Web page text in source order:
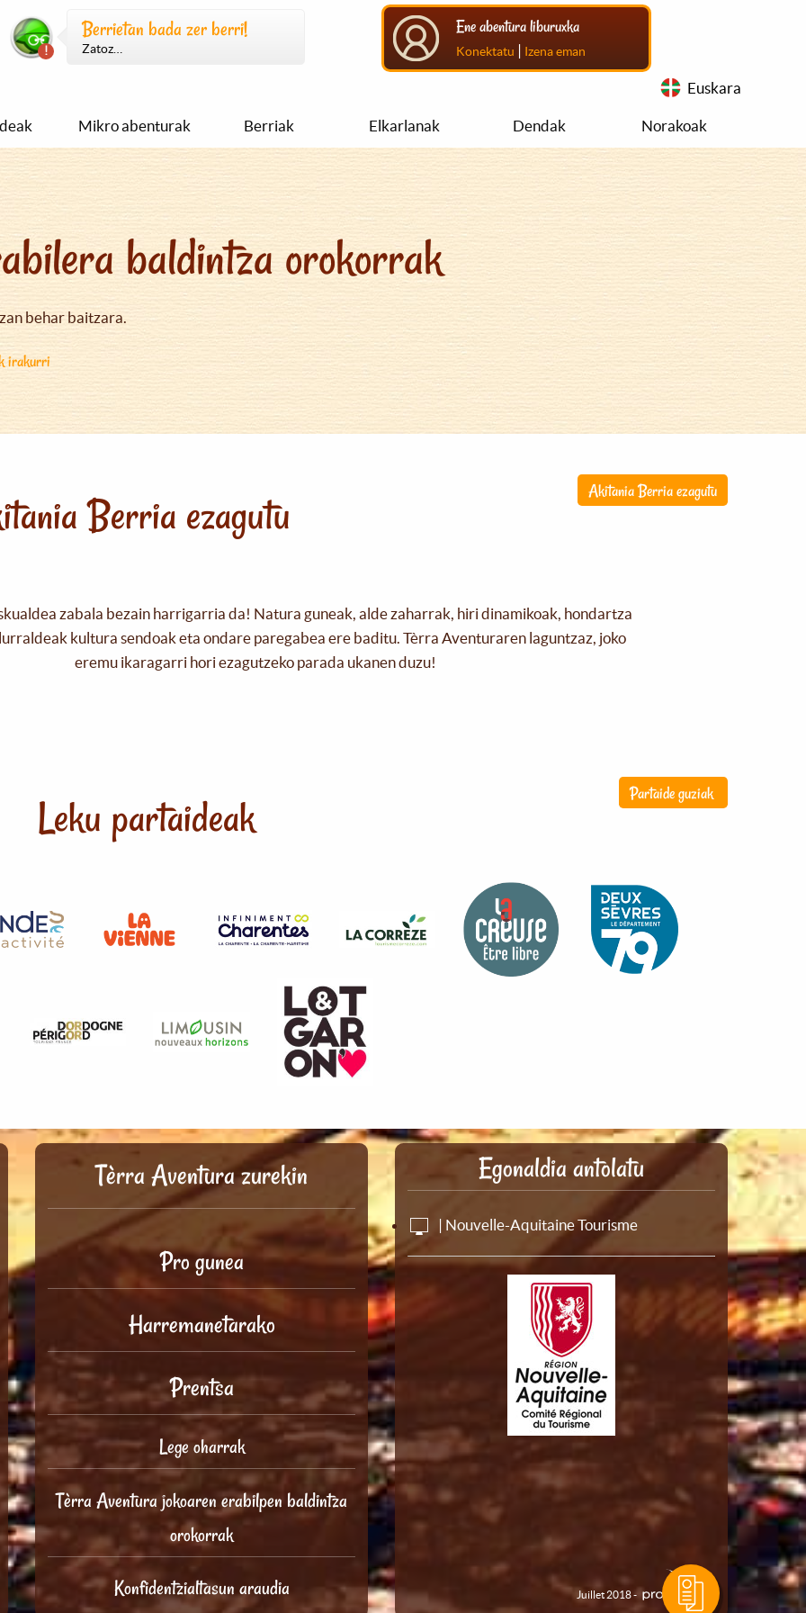
Berrietan bada zer berri!
Zatoz…
Ene abentura liburuxka
Konektatu | Izena eman
Euskara
Mikro abenturak Berriak Elkarlanak Dendak Norakoak
baldintza orokorrak
behar baitzara.
irakurri
Akitania Berria ezagutu
Berria ezagutu
zabala bezain harrigarria da! Natura guneak, alde zaharrak, hiri dinamikoak, hondartza
kultura sendoak eta ondare paregabea ere baditu. Tèrra Aventuraren laguntzaz, joko
eremu ikaragarri hori ezagutzeko parada ukanen duzu!
Partaide guziak
Leku partaideak
Tèrra Aventura zurekin
Pro gunea
Harremanetarako
Prentsa
Lege oharrak
Tèrra Aventura jokoaren erabilpen baldintza
orokorrak
Konfidentzialtasun araudia
Egonaldia antolatu
| Nouvelle-Aquitaine Tourisme
Juillet 2018 -